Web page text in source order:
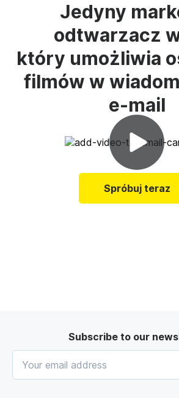
Jedyny
odtwarzacz
który umożliwia
filmów w
e-mail
Spróbuj teraz
Subscribe to our